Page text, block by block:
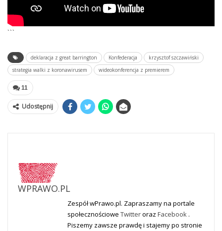
```
deklaracja z great barrington Konfederacja
krzysztof szczawiński
strategia walki z koronawirusem
wideokonferencja z premierem
11
Udostępnij
WPRAWO.PL
Zespół wPrawo.pl. Zapraszamy na portale
społecznościowe Twitteroraz Facebook .
Piszemy zawsze prawdę i stajemy po stronie